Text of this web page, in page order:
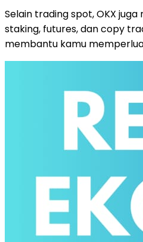
Selain trading spot, OKX
staking, futures, dan copy
membantu kamu